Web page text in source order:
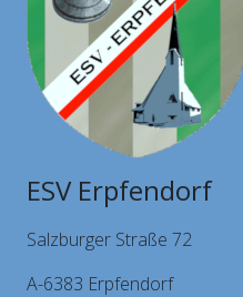
ESV Erpfendorf
Salzburger Straße 72
A-6383 Erpfendorf